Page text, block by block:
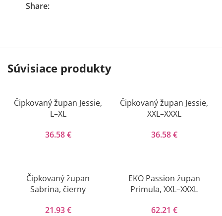
Share:
Súvisiace produkty
Čipkovaný župan Jessie,
L–XL
36.58€
Čipkovaný župan Jessie,
XXL–XXXL
36.58€
Čipkovaný župan
Sabrina, čierny
21.93€
EKO Passion župan
Primula, XXL–XXXL
62.21 €